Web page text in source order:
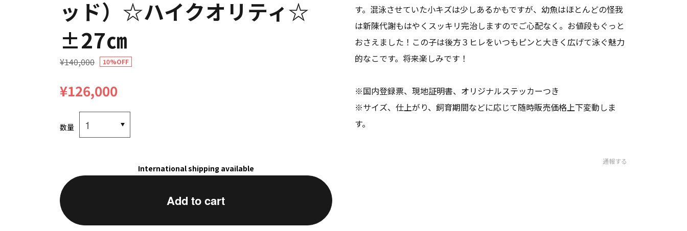
ッド）☆ハイクオリティ☆
±27㎝
¥140,000 10%OFF
¥126,000
数量
International shipping available
Add to cart
す。混泳させていた小キズは少しあるかもですが、幼魚はほとんどの怪我
は新陳代謝もはやくスッキリ完治しますのでご心配なく。お値段もぐっと
おさえました！この子は後方３ヒレをいつもピンと大きく広げて泳ぐ魅力
的なこです。将来楽しみです！
※国内登録票、現地証明書、オリジナルステッカーつき
※サイズ、仕上がり、飼育期間などに応じて随時販売価格上下変動しま
す。
通報する